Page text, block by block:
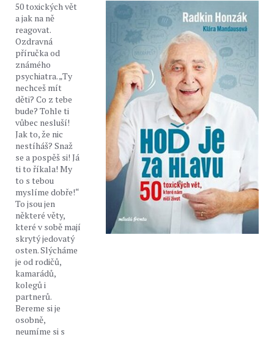
50 toxických vět
a jak na ně
reagovat.
Ozdravná
příručka od
známého
psychiatra. „Ty
nechceš mít
děti? Co z tebe
bude? Tohle ti
vůbec nesluší!
Jak to, že nic
nestíháš? Snaž
se a pospěš si! Já
ti to říkala! My
to s tebou
myslíme dobře!“
To jsou jen
některé věty,
které v sobě mají
skrytý jedovatý
osten. Slýcháme
je od rodičů,
kamarádů,
kolegů i
partnerů.
Bereme si je
osobně,
neumíme si s